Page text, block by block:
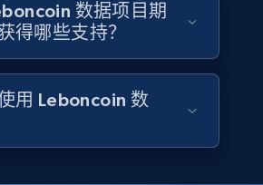
Information
Description, Category,
Reviews, and more.
数据项目期
得哪些支持？
用 Leboncoin 数